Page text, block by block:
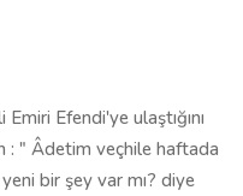
Efendi'ye ulaştığını
: " Âdetim veçhile haftada
bir şey var mı? diye